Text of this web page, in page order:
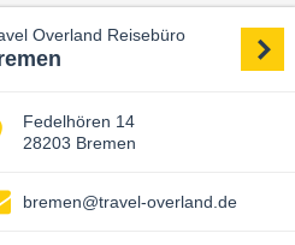
Overland Reisebüro
Fedelhören 14
28203 Bremen
bremen@travel-overland.de